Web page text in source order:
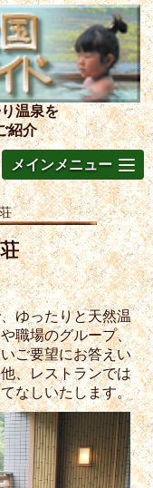
温泉を
紹介
メインメニュー
ゆったりと天然温
職場のグループ、
ご要望にお答えい
、レストランでは
なしいたします。